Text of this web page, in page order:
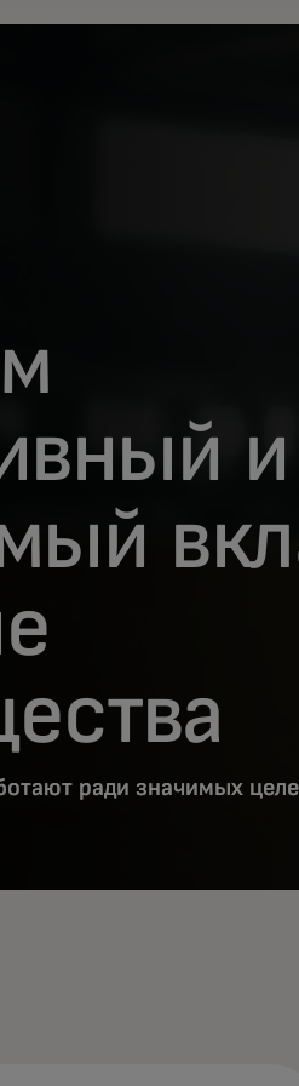
и
ради значимых